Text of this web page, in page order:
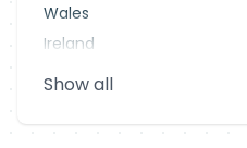
Wales
Ireland
Show all